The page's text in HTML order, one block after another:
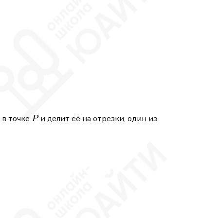
12,\\ x^3 - y^3 = 28. \end{cases}
в точке P
Pи делит её на отрезки, один из